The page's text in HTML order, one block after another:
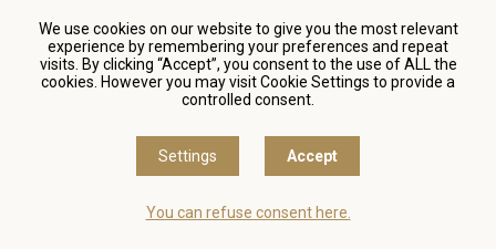
Skalpel, prosím
(Scalpel, Please)
1985
We use cookies on our website to give you the most relevant
experience by remembering your preferences and repeat
visits. By clicking “Accept”, you consent to the use of ALL the
cookies. However you may visit Cookie Settings to provide a
controlled consent.
Settings Accept
You can refuse consent here.